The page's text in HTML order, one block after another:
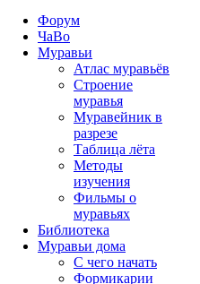
Форум
ЧаВо
Муравьи
Атлас муравьёв
Строение
муравья
Муравейник в
разрезе
Таблица лёта
Методы
изучения
Фильмы о
муравьях
Библиотека
Муравьи дома
С чего начать
Формикарии